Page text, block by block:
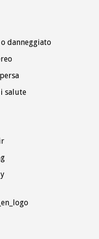
danneggiato
salute